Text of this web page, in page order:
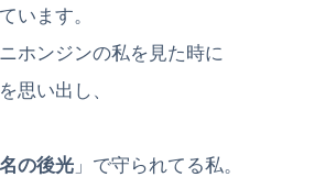
います。
ホンジンの私を見た時に
思い出し、
の後光 」で守られてる私。